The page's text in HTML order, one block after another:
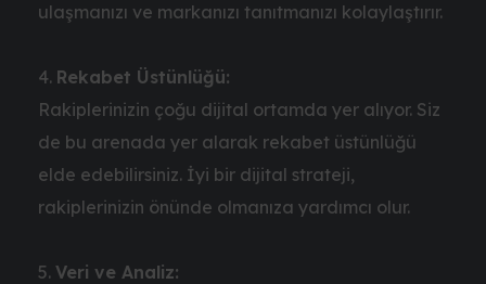
ulaşmanızı ve markanızı tanıtmanızı kolaylaştırır.
Rekabet Üstünlüğü:
Rakiplerinizin çoğu dijital ortamda yer alıyor. Siz
de bu arenada yer alarak rekabet üstünlüğü
elde edebilirsiniz. İyi bir dijital strateji,
rakiplerinizin önünde olmanıza yardımcı olur.
Veri ve Analiz: